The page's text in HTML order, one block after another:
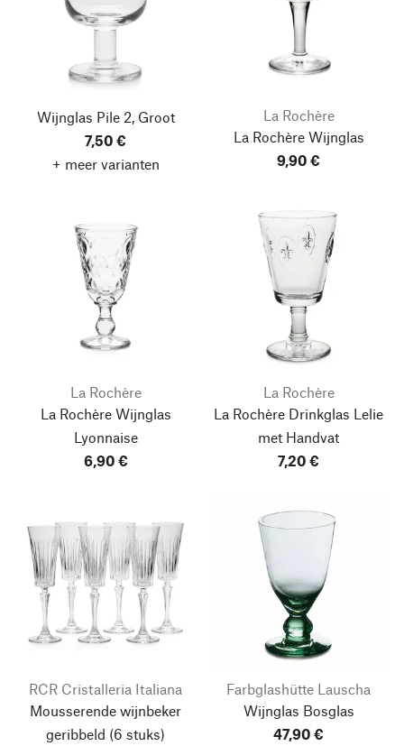
Wijnglas Pile 2, Groot
7,50 €
+ meer varianten
La Rochère
La Rochère Wijnglas
9,90 €
La Rochère
La Rochère Wijnglas
Lyonnaise
6,90 €
La Rochère
La Rochère Drinkglas Lelie
met Handvat
7,20 €
RCR Cristalleria Italiana
Mousserende wijnbeker
geribbeld (6 stuks)
Farbglashütte Lauscha
Wijnglas Bosglas
47,90 €